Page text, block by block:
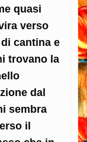
quasi
verso
cantina e
trovano la
dal
sembra
il